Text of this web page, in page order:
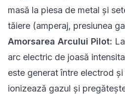
masă la piesa de metal și
tăiere (amperaj, presiunea
Amorsarea Arcului Pilot:
arc electric de joasă
este generat între electrod
ionizează gazul și